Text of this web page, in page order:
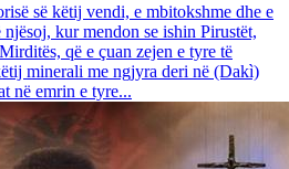
së këtij vendi, e mbitokshme dhe e
kur mendon se ishin Pirustët,
që e çuan zejen e tyre të
minerali me ngjyra deri në (Dakì)
në emrin e tyre...